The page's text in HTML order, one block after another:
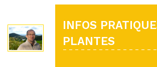
INFOS
PLANTES